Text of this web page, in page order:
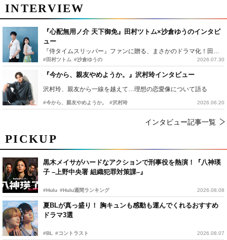
PICKUP
黒木メイサがハードなアクションで刑事役を熱演！『八神瑛
子 –上野中央署 組織犯罪対策課–』
#Hulu #Hulu週間ランキング 2026.08.08
夏BLが真っ盛り！ 胸キュンも感動も運んでくれるおすすめ
ドラマ3選
#BL #コントラスト 2026.08.07
INTERVIEW
『心配無用ノ介 天下御免』田村ツトム×沙倉ゆうのインタビ
ュー
#田村ツトム #沙倉ゆうの 2026.07.30
『今から、親友やめようか。』沢村玲インタビュー
沢村玲、親友から一線を越えて…理想の恋愛像について語る
#今から、親友やめようか。 #沢村玲 2026.06.20
インタビュー記事一覧